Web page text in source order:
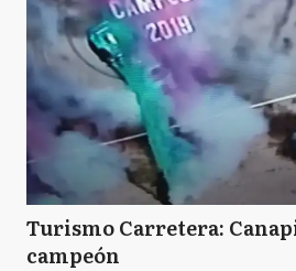
Turismo Carretera:
campeón